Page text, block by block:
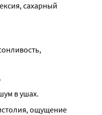
сахарный
в ушах.
ощущение